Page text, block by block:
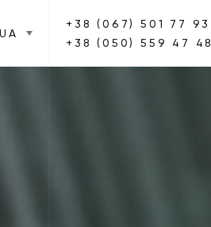
UA
+38 (067) 501 77 93
+38 (050) 559 47 48